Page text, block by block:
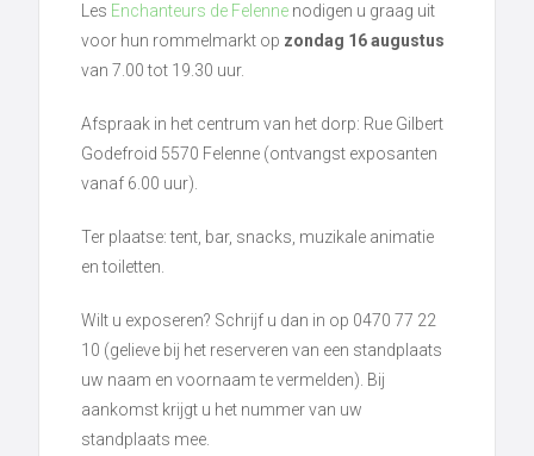
Les Enchanteurs de Felenne nodigen u graag uit
voor hun rommelmarkt op zondag 16 augustus
van 7.00 tot 19.30 uur.
Afspraak in het centrum van het dorp: Rue Gilbert
Godefroid 5570 Felenne (ontvangst exposanten
vanaf 6.00 uur).
Ter plaatse: tent, bar, snacks, muzikale animatie
en toiletten.
Wilt u exposeren? Schrijf u dan in op 0470 77 22
10 (gelieve bij het reserveren van een standplaats
uw naam en voornaam te vermelden). Bij
aankomst krijgt u het nummer van uw
standplaats mee.